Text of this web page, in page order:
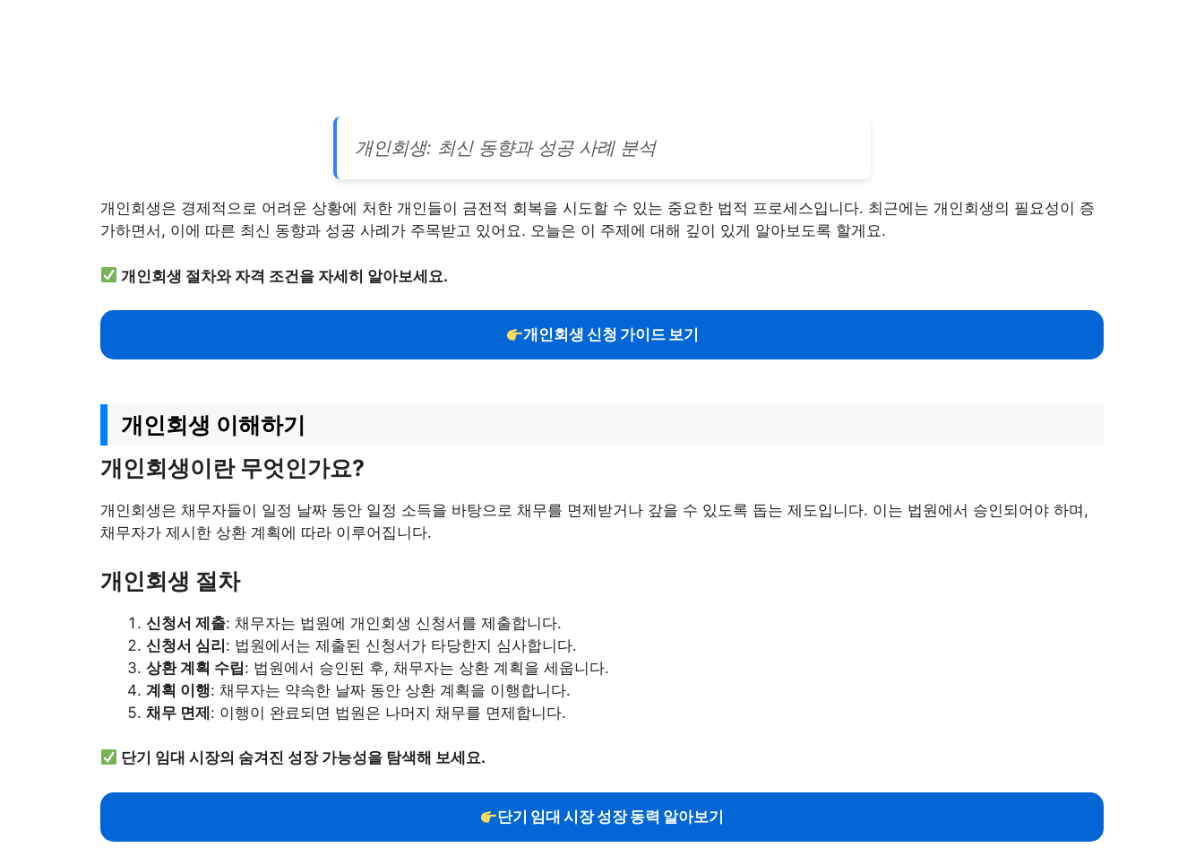
개인회생: 최신 동향과 성공 사례 분석
개인회생은 경제적으로 어려운 상황에 처한 개인들이 금전적 회복을 시도할 수 있는 중요한 법적 프로세스입니다. 최근에는 개인회생의 필요성이 증
가하면서, 이에 따른 최신 동향과 성공 사례가 주목받고 있어요. 오늘은 이 주제에 대해 깊이 있게 알아보도록 할게요.
개인회생 절차와 자격 조건을 자세히 알아보세요.
개인회생 신청 가이드 보기
개인회생 이해하기
개인회생이란 무엇인가요?
개인회생은 채무자들이 일정 날짜 동안 일정 소득을 바탕으로 채무를 면제받거나 갚을 수 있도록 돕는 제도입니다. 이는 법원에서 승인되어야 하며,
채무자가 제시한 상환 계획에 따라 이루어집니다.
개인회생 절차
신청서 제출: 채무자는 법원에 개인회생 신청서를 제출합니다.
신청서 심리: 법원에서는 제출된 신청서가 타당한지 심사합니다.
상환 계획 수립: 법원에서 승인된 후, 채무자는 상환 계획을 세웁니다.
계획 이행: 채무자는 약속한 날짜 동안 상환 계획을 이행합니다.
채무 면제: 이행이 완료되면 법원은 나머지 채무를 면제합니다.
단기 임대 시장의 숨겨진 성장 가능성을 탐색해 보세요.
단기 임대 시장 성장 동력 알아보기